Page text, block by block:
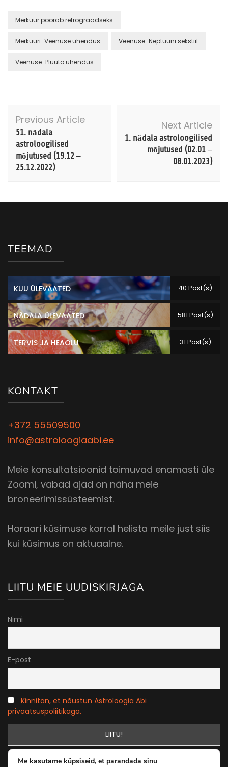
Merkuur pöörab retrograadseks
Merkuuri-Veenuse ühendus Veenuse-Neptuuni sekstiil
Veenuse-Pluuto ühendus
Post
Navigation
Previous Article
51. nädala
astroloogilised
mõjutused (19.12 –
25.12.2022)
Next Article
1. nädala astroloogilised
mõjutused (02.01 –
08.01.2023)
TEEMAD
KUU ÜLEVAATED 40 Post(s)
NÄDALA ÜLEVAATED 581 Post(s)
TERVIS JA HEAOLU 31 Post(s)
KONTAKT
+372 55509500
info@astroloogiaabi.ee
Meie konsultatsioonid toimuvad enamasti üle
Zoomi, vabad ajad on näha meie
broneerimissüsteemist.
Horaari küsimuse korral helista meile just siis
kui küsimus on aktuaalne.
LIITU MEIE UUDISKIRJAGA
Nimi
E-post
Kinnitan, et nõustun Astroloogia Abi
privaatsuspoliitikaga.
Me kasutame küpsiseid, et parandada sinu